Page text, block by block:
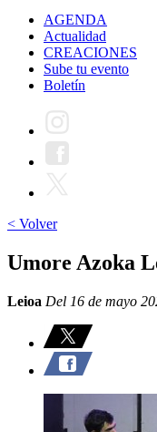
AGENDA
Actualidad
CREACIONES
Sube tu evento
Boletín
< Volver
Umore Azoka
Leioa Del 16 de mayo